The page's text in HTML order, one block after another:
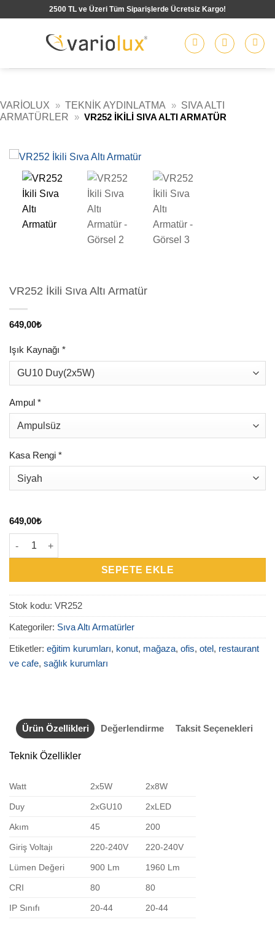
2500 TL ve Üzeri Tüm Siparişlerde Ücretsiz Kargo!
VARIOLUX » TEKNIK AYDINLATMA » SIVA ALTI
ARMATÜRLER
» VR252 İKILI SIVA ALTI ARMATÜR
VR252 İkili Sıva Altı Armatür
649,00₺
Işık Kaynağı *
Ampul *
Kasa Rengi *
649,00₺
VR252 İkili Sıva Altı Armatür adet
SEPETE EKLE
Stok kodu: VR252
Kategoriler: Sıva Altı Armatürler
Etiketler: eğitim kurumları, konut, mağaza, ofis, otel, restaurant
ve cafe, sağlık kurumları
Ürün Özellikleri Değerlendirme Taksit Seçenekleri
Teknik Özellikler
Watt 2x5W 2x8W
Duy 2xGU10 2xLED
Akım 45 200
Giriş Voltajı 220-240V 220-240V
Lümen Değeri 900 Lm 1960 Lm
CRI 80 80
IP Sınıfı 20-44 20-44